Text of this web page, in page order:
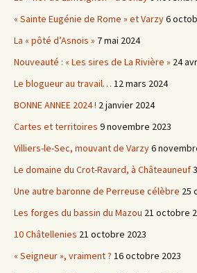
« Sainte Eugénie de Rome » et Varzy6
La « pôté d’Asnois » 7 mai 2024
Nouveauté : « Les sires de La Rivière » 24
Le blogueur au travail… 12 mars 2024
BONNE ANNEE 2024 ! 2 janvier 2024
Cartes et territoires 9 novembre 2023
Villiers-le-Sec, mouvant de Varzy6
Le domaine du Crot-Ravard, à Châteauneuf
Une autre baronne de Perreuse célèbre 25
Les forges du bassin du Mazou 21 octobre
10 Châtellenies 21 octobre 2023
« Seigneur », vraiment ? 16 octobre 2023